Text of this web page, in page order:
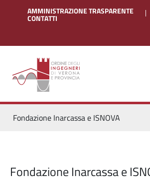
AMMINISTRAZIONE TRASPARENTE
CONTATTI
Fondazione Inarcassa e ISNOVA
Fondazione Inarcassa e